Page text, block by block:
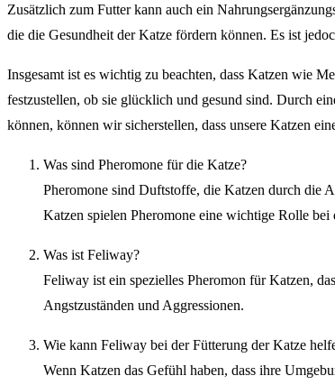
Zusätzlich zum Futter kann auch ein
die die Gesundheit der Katze fördern können. Es ist
Insgesamt ist es wichtig zu beachten, dass Katzen wie
festzustellen, ob sie glücklich und gesund sind. Durch
können, können wir sicherstellen, dass unsere Katzen
Was sind Pheromone für die Katze?
Pheromone sind Duftstoffe, die Katzen durch die
Katzen spielen Pheromone eine wichtige Rolle
Was ist Feliway?
Feliway ist ein spezielles Pheromon für Katzen,
Angstzuständen und Aggressionen.
Wie kann Feliway bei der Fütterung der Katze
Wenn Katzen das Gefühl haben, dass ihre